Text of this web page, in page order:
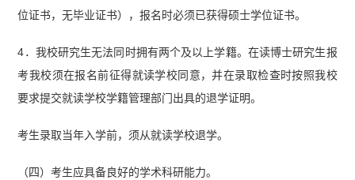
位证书，无毕业证书），报名时必须已获得硕士学位证书。
4．我校研究生无法同时拥有两个及以上学籍。在读博士研究生报
考我校须在报名前征得就读学校同意，并在录取检查时按照我校
要求提交就读学校学籍管理部门出具的退学证明。
考生录取当年入学前，须从就读学校退学。
（四）考生应具备良好的学术科研能力。